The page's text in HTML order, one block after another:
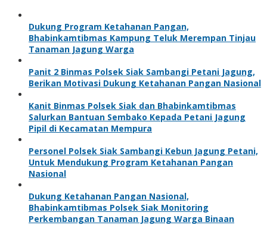
Dukung Program Ketahanan Pangan,
Bhabinkamtibmas Kampung Teluk Merempan Tinjau
Tanaman Jagung Warga
Panit 2 Binmas Polsek Siak Sambangi Petani Jagung,
Berikan Motivasi Dukung Ketahanan Pangan Nasional
Kanit Binmas Polsek Siak dan Bhabinkamtibmas
Salurkan Bantuan Sembako Kepada Petani Jagung
Pipil di Kecamatan Mempura
Personel Polsek Siak Sambangi Kebun Jagung Petani,
Untuk Mendukung Program Ketahanan Pangan
Nasional
Dukung Ketahanan Pangan Nasional,
Bhabinkamtibmas Polsek Siak Monitoring
Perkembangan Tanaman Jagung Warga Binaan